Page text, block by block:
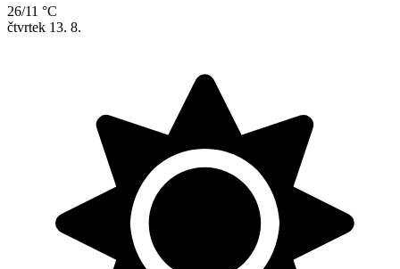
26/11 °C
čtvrtek 13. 8.